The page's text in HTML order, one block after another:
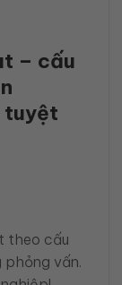
– cấu
tuyệt
theo cấu
phỏng vấn.